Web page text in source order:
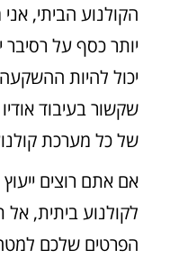
הקולנוע הביתי,
יותר כסף על רסיבר
יכול להיות
שקשור בעיבוד
של כל מערכת
אם אתם רוצים
לקולנוע ביתית,
הפרטים שלכם למטה